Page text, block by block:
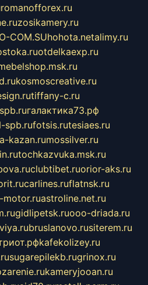
romanofforex.ru
zosikamery.ru
COM.SUhohota.netalimy.ru
otdelkaexp.ru
kosmoscreative.ru
tiffany-c.ru
галактика73.рф
spb.rufotsis.rutesiaes.ru
kazan.rumossilver.ru
tochkazvuka.msk.ru
clubtibet.ruorior-aks.ru
carlines.ruflatnsk.ru
motor.ruastroline.net.ru
gidlipetsk.ruooo-driada.ru
bruslanovo.rusiterem.ru
kafekolizey.ru
sugarepilekb.rugrinox.ru
kameryjooan.ru